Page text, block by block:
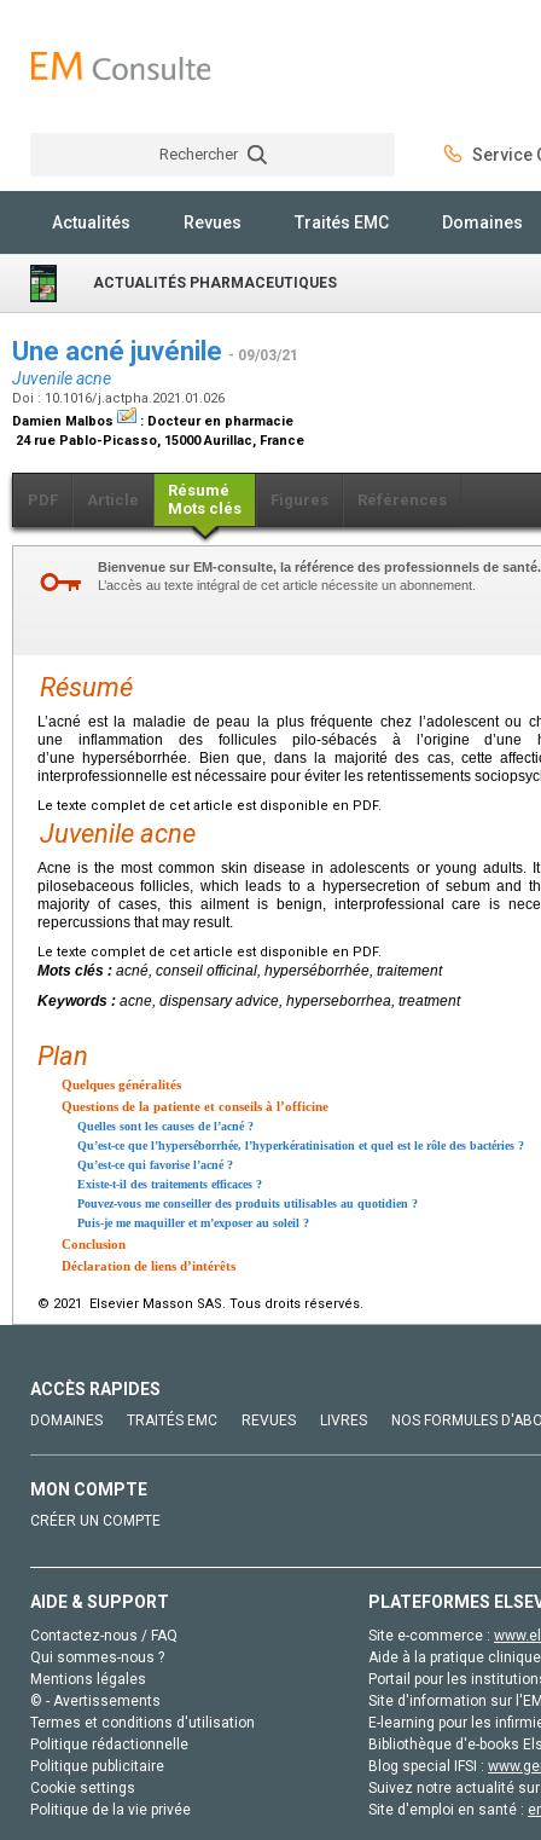
Rechercher Service
Actualités Revues Traités EMC Domaines
ACTUALITÉS PHARMACEUTIQUES
Une acné juvénile - 09/03/21
Juvenile acne
Doi : 10.1016/j.actpha.2021.01.026
Damien Malbos
: Docteur en pharmacie
24 rue Pablo-Picasso, 15000 Aurillac, France
PDF Article
Résumé
Mots clés
Figures Références
Bienvenue sur EM-consulte, la référence des professionnels de santé.
L’accès au texte intégral de cet article nécessite un abonnement.
Résumé
L’acné est la maladie de peau la plus fréquente chez l’adolescent ou
une inflammation des follicules pilo-sébacés à l’origine
d’une hyperséborrhée. Bien que, dans la majorité des cas, cette
interprofessionnelle est nécessaire pour éviter les retentissements
Le texte complet de cet article est disponible en PDF.
Juvenile acne
Acne is the most common skin disease in adolescents or young adults.
pilosebaceous follicles, which leads to a hypersecretion of sebum and
majority of cases, this ailment is benign, interprofessional care is
repercussions that may result.
Le texte complet de cet article est disponible en PDF.
Mots clés : acné, conseil officinal, hyperséborrhée, traitement
Keywords : acne, dispensary advice, hyperseborrhea, treatment
Plan
Quelques généralités
Questions de la patiente et conseils à l’officine
Quelles sont les causes de l’acné ?
Qu’est-ce que l’hyperséborrhée, l’hyperkératinisation et quel est le rôle des bactéries ?
Qu’est-ce qui favorise l’acné ?
Existe-t-il des traitements efficaces ?
Pouvez-vous me conseiller des produits utilisables au quotidien ?
Puis-je me maquiller et m’exposer au soleil ?
Conclusion
Déclaration de liens d’intérêts
© 2021 Elsevier Masson SAS. Tous droits réservés.
ACCÈS RAPIDES
DOMAINES TRAITÉS EMC REVUES LIVRES NOS FORMULES
MON COMPTE
CRÉER UN COMPTE
AIDE & SUPPORT
Contactez-nous / FAQ
Qui sommes-nous ?
Mentions légales
© - Avertissements
Termes et conditions d'utilisation
Politique rédactionnelle
Politique publicitaire
Cookie settings
Politique de la vie privée
PLATEFORMES
Site e-commerce :
Aide à la pratique
Portail pour les
Site d'information sur
E-learning pour les
Bibliothèque d'e-books
Blog special IFSI :
Suivez notre actualité
Site d'emploi en santé :